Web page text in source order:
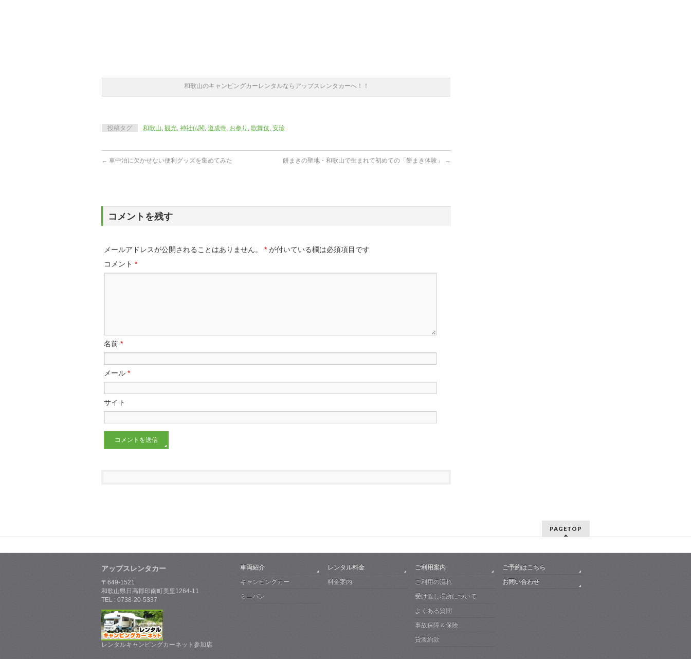
和歌山のキャンピングカーレンタルならアップスレンタカーへ！！
投稿タグ 和歌山, 観光, 神社仏閣, 道成寺, お参り , 歌舞伎, 安珍
← 車中泊に欠かせない便利グッズを集めてみた 餅まきの聖地・和歌山で生まれて初めての「餅まき体験」 →
コメントを残す
メールアドレスが公開されることはありません。 * が付いている欄は必須項目です
コメント *
名前 *
メール *
サイト
PAGETOP
アップスレンタカー
〒649-1521
和歌山県日高郡印南町美里1264-11
TEL : 0738-20-5337
レンタルキャンピングカーネット参加店
車両紹介
キャンピングカー
ミニバン
レンタル料金
料金案内
ご利用案内
ご利用の流れ
受け渡し場所について
よくある質問
事故保障＆保険
貸渡約款
ご予約はこちら
お問い合わせ